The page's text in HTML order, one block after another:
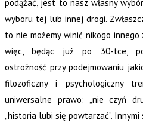
podążać, jest to nasz własny
wyboru tej lub innej drogi.
to nie możemy winić nikogo innego
więc, będąc już po 30-tce,
ostrożność przy podejmowaniu
filozoficzny i psychologiczny
uniwersalne prawo: „nie czyń
„historia lubi się powtarzać”. Innymi